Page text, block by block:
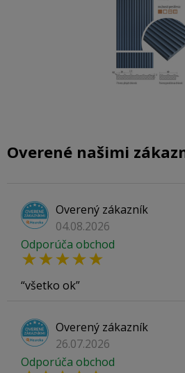
Overené našimi
Overený zákazník
04.08.2026
Odporúča obchod
všetko ok
Overený zákazník
26.07.2026
Odporúča obchod